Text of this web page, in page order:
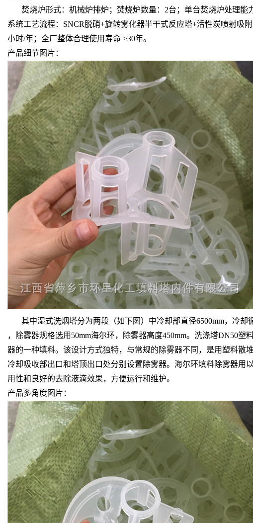
焚烧炉形式：机械炉排炉；焚烧炉数量：2台；单台焚烧炉处理能
系统工艺流程：SNCR脱硝+旋转雾化器半干式反应塔+活性炭喷射吸
小时/年；全厂整体合理使用寿命 ≥30年。
产品细节图片：
其中湿式洗烟塔分为两段（如下图）中冷却部直径6500mm，冷却
，除雾器规格选用50mm海尔环，除雾器高度450mm。洗涤塔DN50
器的一种填料。该设计方式独特，与常规的除雾器不同，是用塑料散
冷却吸收部出口和塔顶出口处分别设置除雾器。海尔环填料除雾器用
用性和良好的去除液滴效果，方便运行和维护。
产品多角度图片：